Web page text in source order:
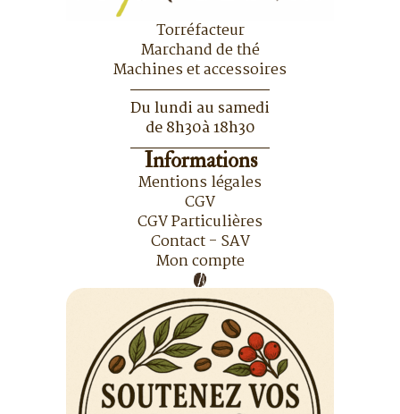
Torréfacteur
Marchand de thé
Machines et accessoires
Du lundi au samedi
de 8h30à 18h30
Informations
Mentions légales
CGV
CGV Particulières
Contact - SAV
Mon compte